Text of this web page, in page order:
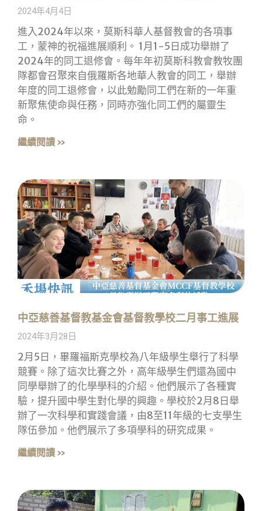
2024年4月4日
進入2024年以來，莫斯科華人基督教會的各項事
工，蒙神的祝福進展順利。 1月1-5日成功舉辦了
2024年的同工退修會。每年年初莫斯科教會教牧團
隊都會召聚來自俄羅斯各地華人教會的同工，舉辦
年度的同工退修會，以此勉勵同工們在新的一年重
新聚焦使命與任務，同時亦強化同工們的屬靈生
命。
繼續閱讀 »
中亞慈善基督教基金會基督教學校二月事工進展
2024年3月28日
2月5日，畢羅福斯克學校為八年級學生舉行了科學
競賽。除了這次比賽之外，高年級學生們還為國中
同學舉辦了的化學學科的介紹。他們展示了各種實
驗，提升國中學生對化學的興趣。學校於2月8日舉
辦了一次科學和實踐會議，由8至11年級的七支學生
隊伍參加。他們展示了多項學科的研究成果。
繼續閱讀 »